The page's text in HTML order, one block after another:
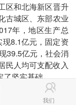
和北海新区晋升
古城区、东部农业
年，地区生产总
8.1亿元，固定资
39.5亿元，社会消
民人均可支配收入
了坚实基础。
高。获得国家农
我们